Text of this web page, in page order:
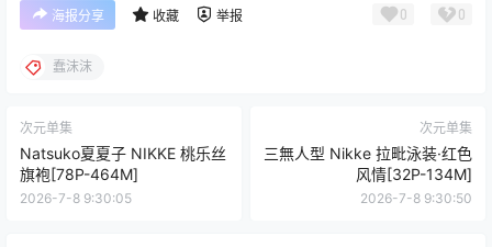
海报分享 收藏 举报 0 0
蠢沫沫
次元单集
Natsuko夏夏子 NIKKE 桃乐丝
旗袍[78P-464M]
2026-7-8 9:30:05
次元单集
三無人型 Nikke 拉毗泳装·红色
风情[32P-134M]
2026-7-8 9:30:50